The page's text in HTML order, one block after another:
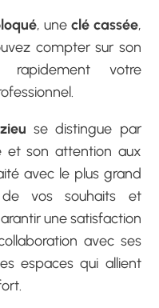
, une clé cassée,
compter sur son
rapidement votre
se distingue par
et son attention aux
avec le plus grand
vos souhaits et
une satisfaction
avec ses
espaces qui allient